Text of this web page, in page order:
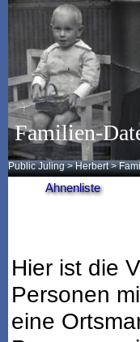
Familien-
Public Juling >Herbert >
Ahnenliste
Hier ist die
Personen
eine